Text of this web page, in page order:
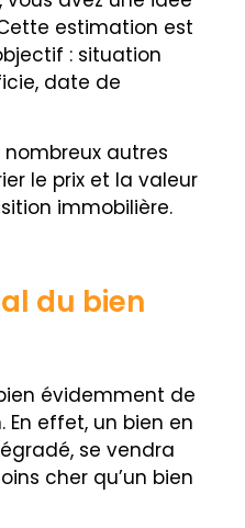
estimation est
: situation
date de
autres
le prix et la valeur
immobilière.
du bien
évidemment de
En effet, un bien en
se vendra
cher qu’un bien